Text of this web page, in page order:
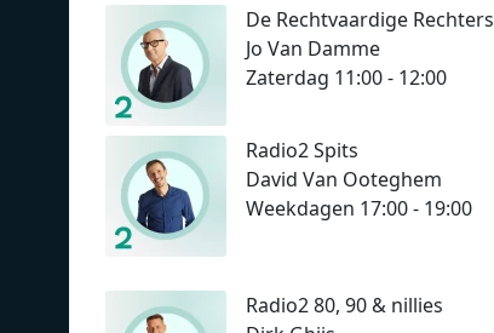
De Rechtvaardige Rechters
Jo Van Damme
Zaterdag 11:00 - 12:00
Radio2 Spits
David Van Ooteghem
Weekdagen 17:00 - 19:00
Radio2 80, 90 & nillies